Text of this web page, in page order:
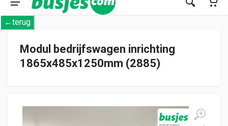
←terug
Modul bedrijfswagen inrichting
1865x485x1250mm (2885)